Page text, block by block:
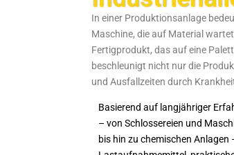
In einer Produktionsanlage
Maschine, die auf Material
Fertigprodukt, das auf eine
beschleunigt nicht nur die
und Ausfallzeiten durch
Basierend auf langjähriger
– von Schlossereien und
bis hin zu chemischen Anlagen